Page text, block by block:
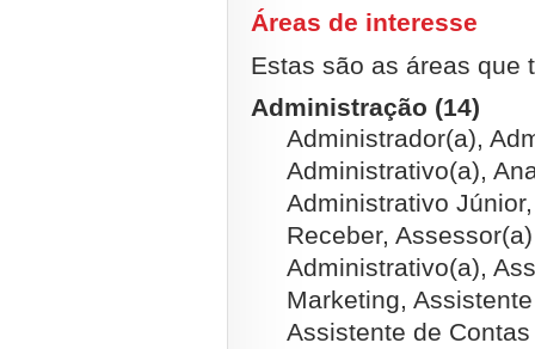
Áreas de interesse
Estas são as áreas que
Administração (14)
Administrador(a),
Administrativo(a),
Administrativo
Receber,
Administrativo(a),
Marketing,
Assistente de